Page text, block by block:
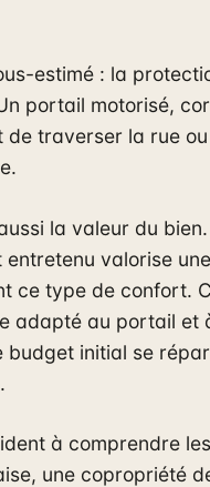
estimé : la
portail motorisé,
de traverser la rue
la valeur du
valorise
ce type de confort.
adapté au portail et
budget initial se
à comprendre
une copropriété